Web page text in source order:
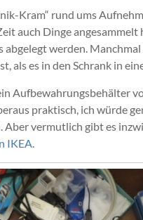
Kram“ rund ums
auch Dinge
abgelegt werden.
als es in den Schrank in
Aufbewahrungsbehälter
praktisch, ich würde
vermutlich gibt es
IKEA.